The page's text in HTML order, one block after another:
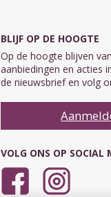
BLIJF OP DE HOOGTE
Op de hoogte blijven
aanbiedingen en acties
de nieuwsbrief en volg
VOLG ONS OP SOCIAL